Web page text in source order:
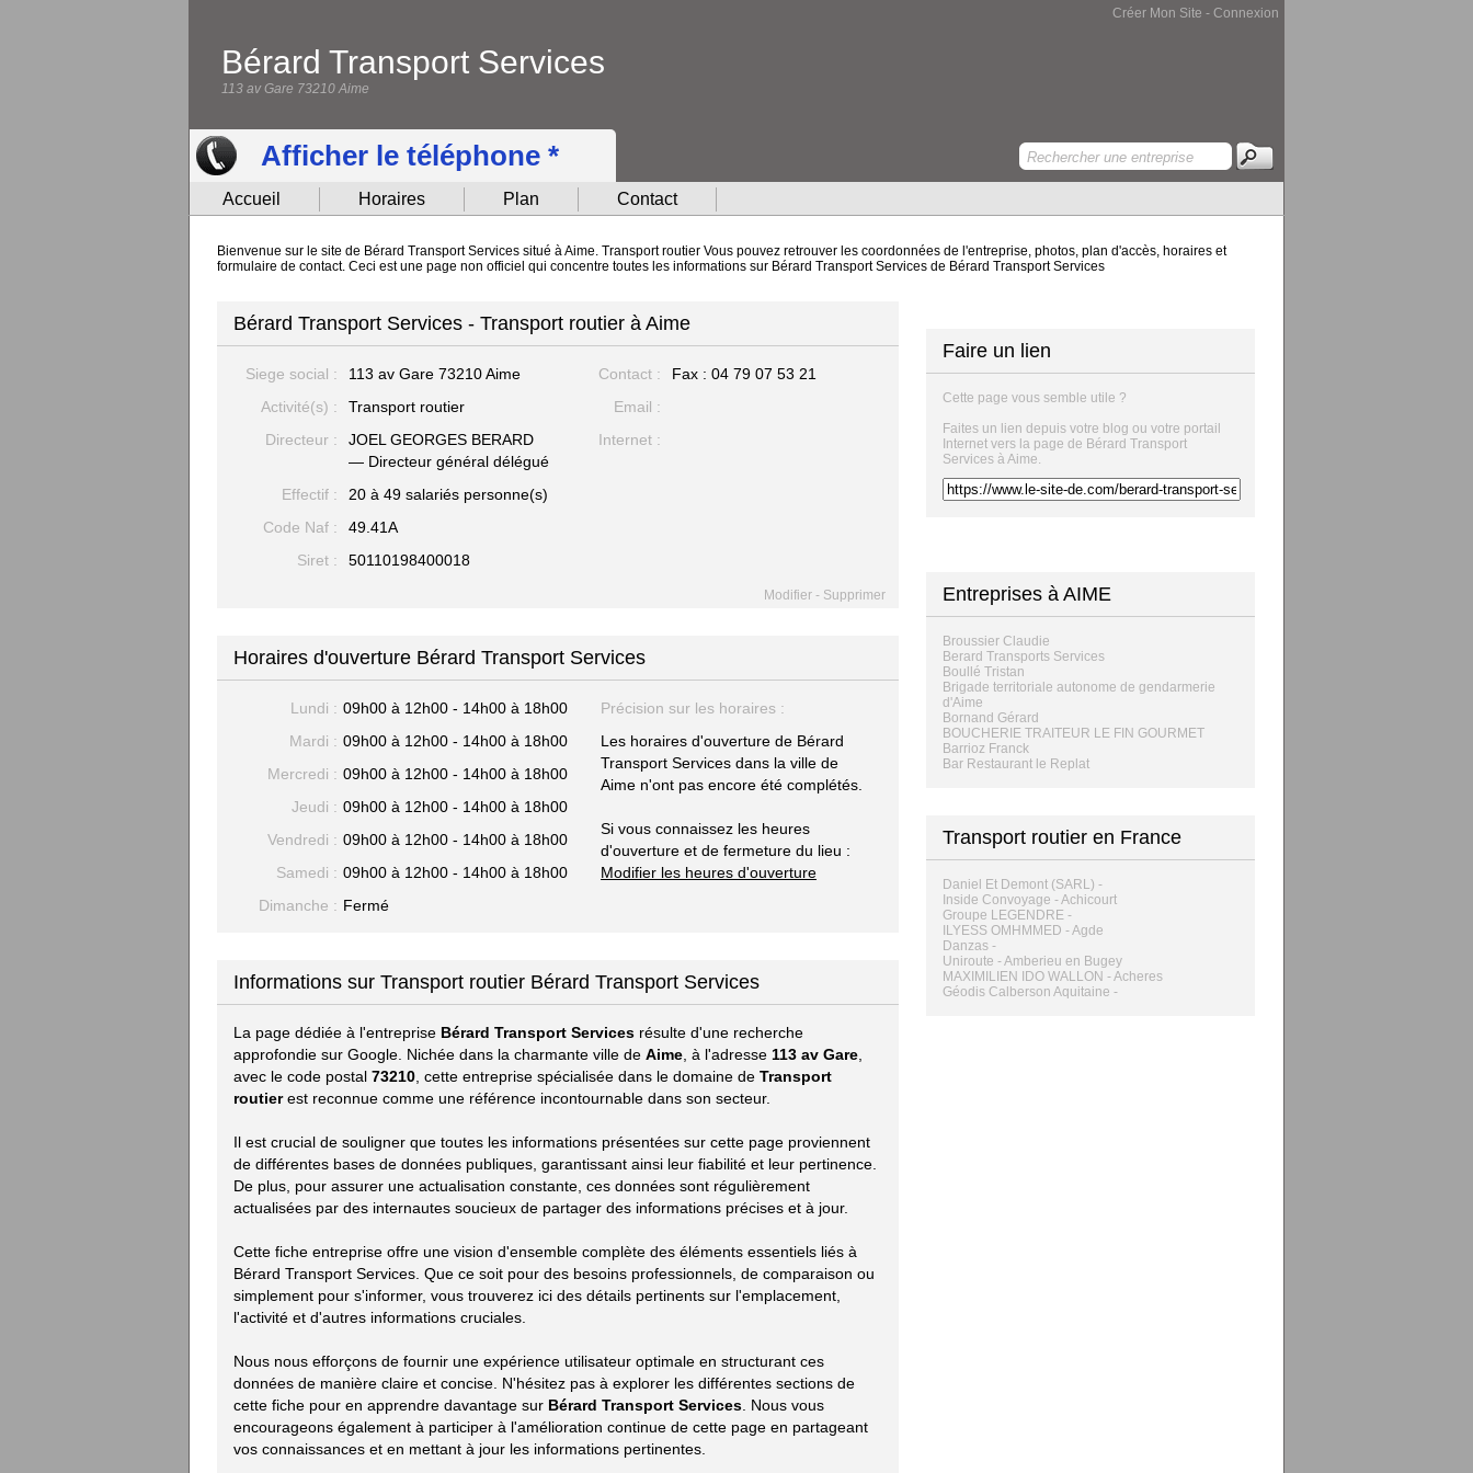
Créer Mon Site - Connexion
Bérard Transport Services
113 av Gare 73210 Aime
Afficher le téléphone *
Accueil Horaires Plan Contact
Bienvenue sur le site de Bérard Transport Services situé à Aime. Transport routier Vous pouvez retrouver les coordonnées de l'entreprise, photos, plan d'accès, horaires et
formulaire de contact. Ceci est une page non officiel qui concentre toutes les informations sur Bérard Transport Services de Bérard Transport Services
Bérard Transport Services - Transport routier à Aime
Siege social : 113 av Gare 73210 Aime
Activité(s) :
Transport routier
Directeur :
JOEL GEORGES BERARD
— Directeur général délégué
Effectif :
20 à 49 salariés personne(s)
Code Naf :
49.41A
Siret :
50110198400018
Contact :
Fax : 04 79 07 53 21
Email :
Internet :
Modifier - Supprimer
Horaires d'ouverture Bérard Transport Services
Lundi : 09h00 à 12h00 - 14h00 à 18h00
Mardi : 09h00 à 12h00 - 14h00 à 18h00
Mercredi : 09h00 à 12h00 - 14h00 à 18h00
Jeudi : 09h00 à 12h00 - 14h00 à 18h00
Vendredi : 09h00 à 12h00 - 14h00 à 18h00
Samedi : 09h00 à 12h00 - 14h00 à 18h00
Dimanche : Fermé
Précision sur les horaires :
Les horaires d'ouverture de Bérard
Transport Services dans la ville de
Aime n'ont pas encore été complétés.
Si vous connaissez les heures
d'ouverture et de fermeture du lieu :
Modifier les heures d'ouverture
Informations sur Transport routier Bérard Transport Services
La page dédiée à l'entreprise Bérard Transport Services résulte d'une recherche
approfondie sur Google. Nichée dans la charmante ville de Aime , à l'adresse 113 av Gare
avec le code postal 73210 , cette entreprise spécialisée dans le domaine de Transport
routierest reconnue comme une référence incontournable dans son secteur.
Il est crucial de souligner que toutes les informations présentées sur cette page proviennent
de différentes bases de données publiques, garantissant ainsi leur fiabilité et leur pertinence.
De plus, pour assurer une actualisation constante, ces données sont régulièrement
actualisées par des internautes soucieux de partager des informations précises et à jour.
Cette fiche entreprise offre une vision d'ensemble complète des éléments essentiels liés à
Bérard Transport Services. Que ce soit pour des besoins professionnels, de comparaison ou
simplement pour s'informer, vous trouverez ici des détails pertinents sur l'emplacement,
l'activité et d'autres informations cruciales.
Nous nous efforçons de fournir une expérience utilisateur optimale en structurant ces
données de manière claire et concise. N'hésitez pas à explorer les différentes sections de
cette fiche pour en apprendre davantage sur Bérard Transport Services . Nous vous
encourageons également à participer à l'amélioration continue de cette page en partageant
vos connaissances et en mettant à jour les informations pertinentes.
Faire un lien
Cette page vous semble utile ?
Faites un lien depuis votre blog ou votre portail
Internet vers la page de Bérard Transport
Services à Aime.
Entreprises à AIME
Broussier Claudie
Berard Transports Services
Boullé Tristan
Brigade territoriale autonome de gendarmerie
d'Aime
Bornand Gérard
BOUCHERIE TRAITEUR LE FIN GOURMET
Barrioz Franck
Bar Restaurant le Replat
Transport routier en France
Daniel Et Demont (SARL) -
Inside Convoyage - Achicourt
Groupe LEGENDRE -
ILYESS OMHMMED - Agde
Danzas -
Uniroute - Amberieu en Bugey
MAXIMILIEN IDO WALLON - Acheres
Géodis Calberson Aquitaine -